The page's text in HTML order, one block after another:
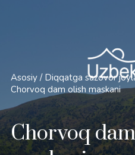
Asosiy / Diqqatga sazovor
Chorvoq dam olish maskani
Chorvoq